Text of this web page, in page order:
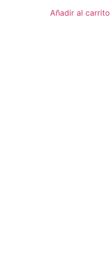
Añadir al carrito